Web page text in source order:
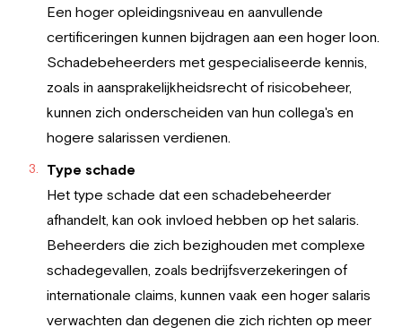
Een hoger opleidingsniveau en aanvullende
certificeringen kunnen bijdragen aan een hoger loon.
Schadebeheerders met gespecialiseerde kennis,
zoals in aansprakelijkheidsrecht of risicobeheer,
kunnen zich onderscheiden van hun collega's en
hogere salarissen verdienen.
Type schade
Het type schade dat een schadebeheerder
afhandelt, kan ook invloed hebben op het salaris.
Beheerders die zich bezighouden met complexe
schadegevallen, zoals bedrijfsverzekeringen of
internationale claims, kunnen vaak een hoger salaris
verwachten dan degenen die zich richten op meer